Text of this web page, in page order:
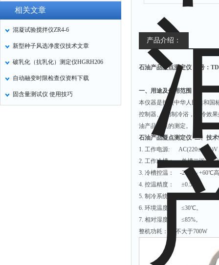
酶标分析仪
山梨酸钾检测仪
相关文章
混凝试验搅拌仪ZR4-6
新型种子风选净度仪技术文章
破乳化（抗乳化）测定仪HGRH206
自动融变时限检查仪资料下载
固含量测试仪 使用技巧
产品介绍：
石油产品凝点测定仪 型号：
一、用途及使用范围
本仪器是按照中华人民共和国
控制器、*的制冷浴，制冷效
油产品凝点的测定。
石油产品凝点测定仪 二、技
1. 工作电源: AC(220±10%)V
2. 工作冷槽： 单槽二浴，二
3. 冷槽控温： -20℃～+60℃
4. 控温精度： ±0.5℃
5. 制冷系统： 新型制冷压缩
6. 环境温度： ≤30℃。
7. 相对湿度： ≤85%。
整机功耗： 不大于700W